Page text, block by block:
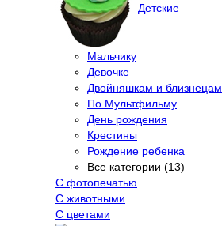
Детские
Мальчику
Девочке
Двойняшкам и близнецам
По Мультфильму
День рождения
Крестины
Рождение ребенка
Все категории (13)
С фотопечатью
C животными
С цветами